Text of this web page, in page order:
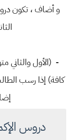
و أضاف ، تكون
- (الأول والثاني
كافة) إذا رسب
دروس